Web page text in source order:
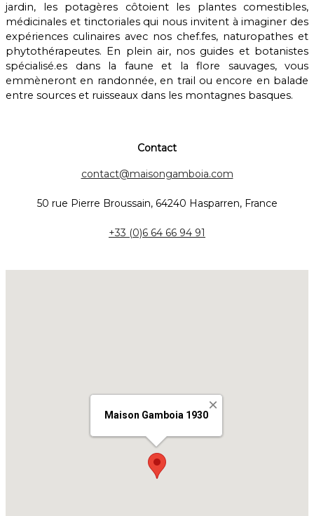
jardin, les potagères côtoient les plantes comestibles,
médicinales et tinctoriales qui nous invitent à imaginer des
expériences culinaires avec nos chef.fes, naturopathes et
phytothérapeutes. En plein air, nos guides et botanistes
spécialisé.es dans la faune et la flore sauvages, vous
emmèneront en randonnée, en trail ou encore en balade
entre sources et ruisseaux dans les montagnes basques.
Contact
contact@maisongamboia.com
50 rue Pierre Broussain, 64240 Hasparren, France
+33 (0)6 64 66 94 91